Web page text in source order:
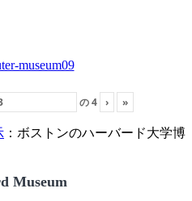
の4 › »
：ボストンのハーバード大学博
Museum